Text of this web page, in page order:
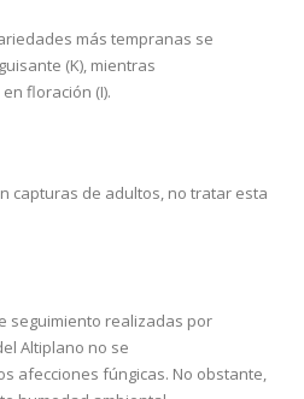
más tempranas se
(K), mientras
floración (I).
capturas de adultos, no tratar esta
seguimiento realizadas por
Altiplano no se
afecciones fúngicas. No obstante,